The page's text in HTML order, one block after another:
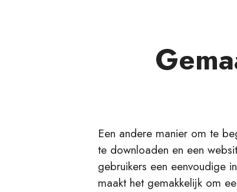
Een andere manier om te
te downloaden en een
gebruikers een eenvoudige
maakt het gemakkelijk om